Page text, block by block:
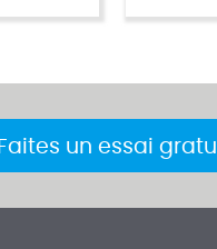
Faites un essai